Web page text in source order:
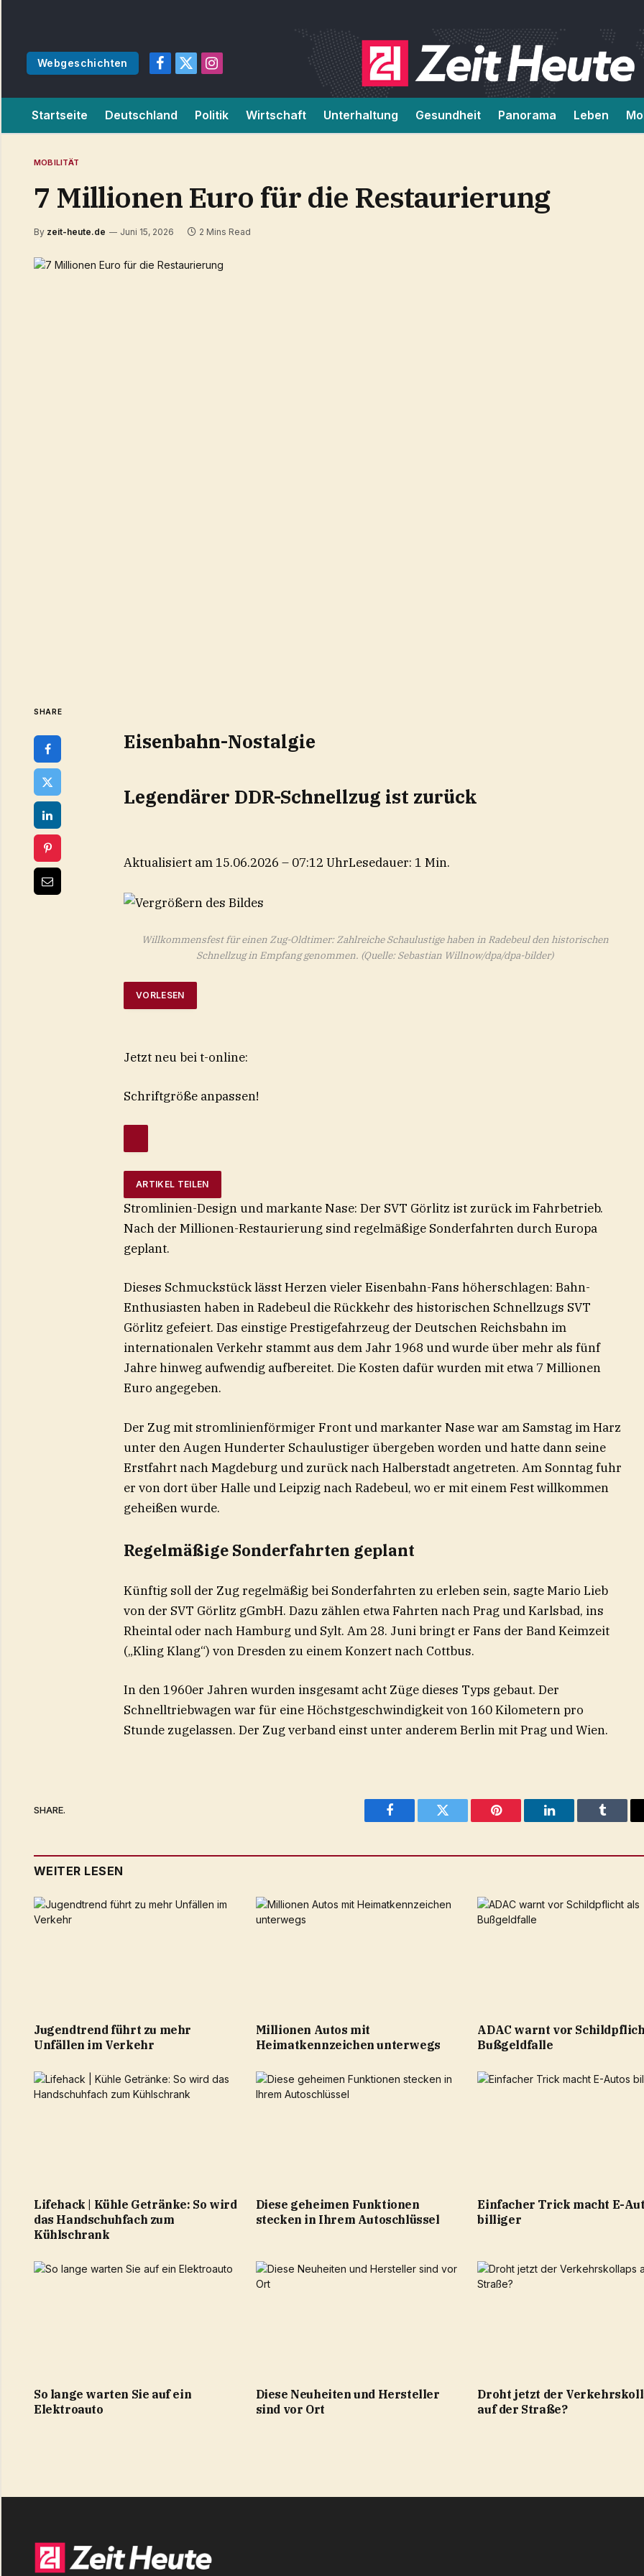
Webgeschichten
Facebook
X
Instagram
Startseite Deutschland Politik Wirtschaft Unterhaltung Gesundheit Panorama Leben
MOBILITÄT
7 Millionen Euro für die Restaurierung
By zeit-heute.de Juni 15, 2026 2 Mins Read
SHARE
Eisenbahn-Nostalgie
Legendärer DDR-Schnellzug ist zurück
Aktualisiert am 15.06.2026 – 07:12 UhrLesedauer: 1 Min.
Willkommensfest für einen Zug-Oldtimer: Zahlreiche Schaulustige haben in Radebeul den historischen
Schnellzug in Empfang genommen. (Quelle: Sebastian Willnow/dpa/dpa-bilder)
VORLESEN
Jetzt neu bei t-online:
Schriftgröße anpassen!
ARTIKEL TEILEN
Stromlinien-Design und markante Nase: Der SVT Görlitz ist zurück im Fahrbetrieb.
Nach der Millionen-Restaurierung sind regelmäßige Sonderfahrten durch Europa
geplant.
Dieses Schmuckstück lässt Herzen vieler Eisenbahn-Fans höherschlagen: Bahn-
Enthusiasten haben in Radebeul die Rückkehr des historischen Schnellzugs SVT
Görlitz gefeiert. Das einstige Prestigefahrzeug der Deutschen Reichsbahn im
internationalen Verkehr stammt aus dem Jahr 1968 und wurde über mehr als fünf
Jahre hinweg aufwendig aufbereitet. Die Kosten dafür wurden mit etwa 7 Millionen
Euro angegeben.
Der Zug mit stromlinienförmiger Front und markanter Nase war am Samstag im Harz
unter den Augen Hunderter Schaulustiger übergeben worden und hatte dann seine
Erstfahrt nach Magdeburg und zurück nach Halberstadt angetreten. Am Sonntag fuhr
er von dort über Halle und Leipzig nach Radebeul, wo er mit einem Fest willkommen
geheißen wurde.
Regelmäßige Sonderfahrten geplant
Künftig soll der Zug regelmäßig bei Sonderfahrten zu erleben sein, sagte Mario Lieb
von der SVT Görlitz gGmbH. Dazu zählen etwa Fahrten nach Prag und Karlsbad, ins
Rheintal oder nach Hamburg und Sylt. Am 28. Juni bringt er Fans der Band Keimzeit
(„Kling Klang“) von Dresden zu einem Konzert nach Cottbus.
In den 1960er Jahren wurden insgesamt acht Züge dieses Typs gebaut. Der
Schnelltriebwagen war für eine Höchstgeschwindigkeit von 160 Kilometern pro
Stunde zugelassen. Der Zug verband einst unter anderem Berlin mit Prag und Wien.
SHARE.
Facebook Twitter Pinterest LinkedIn Tumblr
WEITER LESEN
Jugendtrend führt zu mehr
Unfällen im Verkehr
Millionen Autos mit
Heimatkennzeichen unterwegs
ADAC warnt vor
Bußgeldfalle
Lifehack | Kühle Getränke: So wird
das Handschuhfach zum
Kühlschrank
Diese geheimen Funktionen
stecken in Ihrem Autoschlüssel
Einfacher Trick macht E-
billiger
So lange warten Sie auf ein
Elektroauto
Diese Neuheiten und Hersteller
sind vor Ort
Droht jetzt der
auf der Straße?